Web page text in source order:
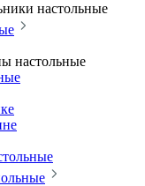
настольные
настольные